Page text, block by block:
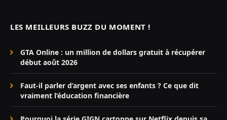
LES MEILLEURS BUZZ DU MOMENT !
GTA Online : un million de dollars gratuit à récupérer
début août 2026
Faut-il parler d’argent avec ses enfants ? Ce que dit
vraiment l’éducation financière